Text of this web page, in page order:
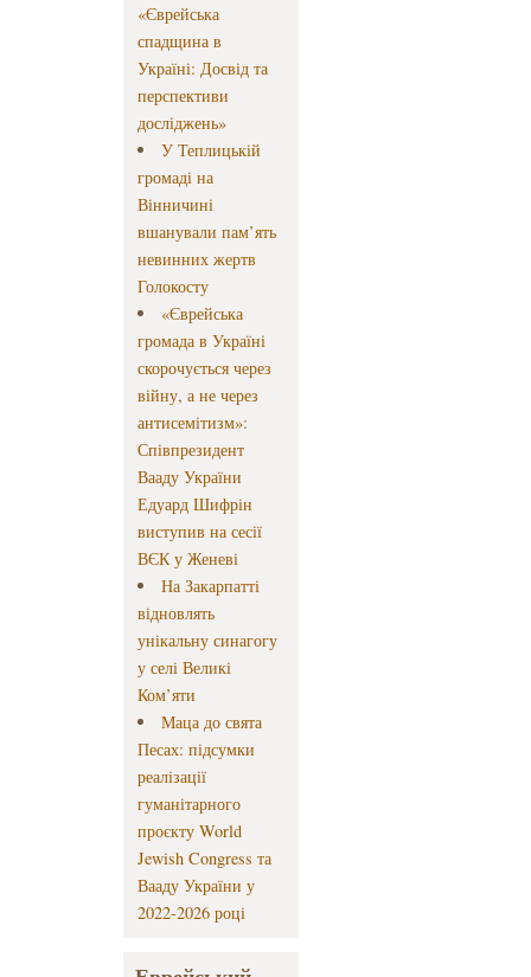
«Єврейська
спадщина в
Україні: Досвід та
перспективи
досліджень»
У Теплицькій
громаді на
Вінничині
вшанували пам’ять
невинних жертв
Голокосту
«Єврейська
громада в Україні
скорочується через
війну, а не через
антисемітизм»:
Співпрезидент
Вааду України
Едуард Шифрін
виступив на сесії
ВЄК у Женеві
На Закарпатті
відновлять
унікальну синагогу
у селі Великі
Ком’яти
Маца до свята
Песах: підсумки
реалізації
гуманітарного
проєкту World
Jewish Congress та
Вааду України у
2022-2026 році